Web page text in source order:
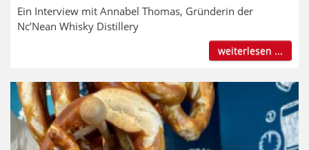
Ein Interview mit Annabel Thomas, Gründerin der
Nc’Nean Whisky Distillery
weiterlesen ...